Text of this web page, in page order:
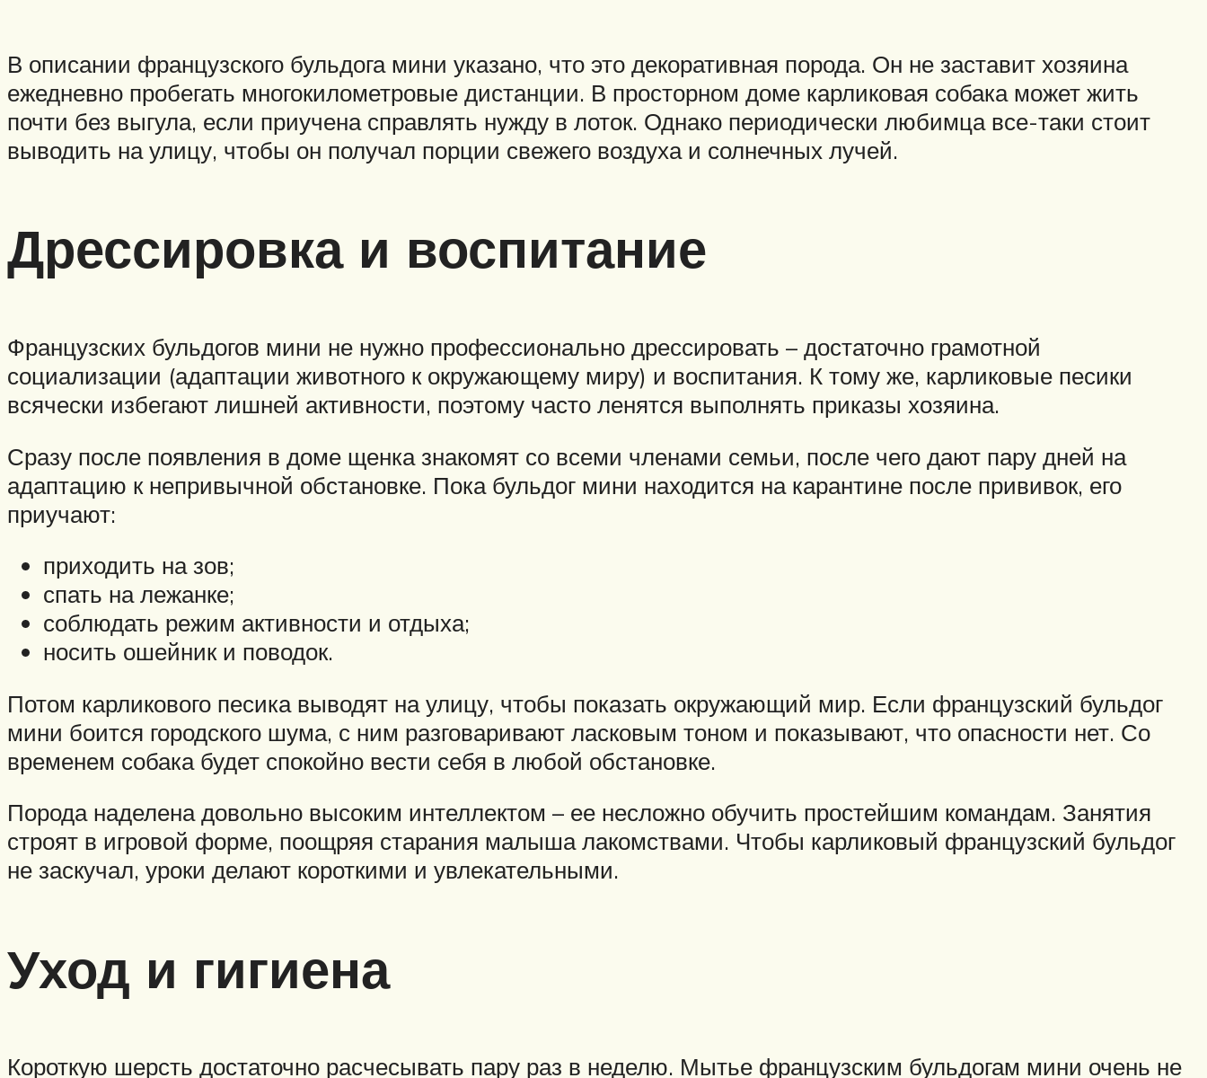
В описании французского бульдога мини указано, что это декоративная порода. Он не заставит хозяина
ежедневно пробегать многокилометровые дистанции. В просторном доме карликовая собака может жить
почти без выгула, если приучена справлять нужду в лоток. Однако периодически любимца все-таки стоит
выводить на улицу, чтобы он получал порции свежего воздуха и солнечных лучей.
Дрессировка и воспитание
Французских бульдогов мини не нужно профессионально дрессировать – достаточно грамотной
социализации (адаптации животного к окружающему миру) и воспитания. К тому же, карликовые песики
всячески избегают лишней активности, поэтому часто ленятся выполнять приказы хозяина.
Сразу после появления в доме щенка знакомят со всеми членами семьи, после чего дают пару дней на
адаптацию к непривычной обстановке. Пока бульдог мини находится на карантине после прививок, его
приучают:
приходить на зов;
спать на лежанке;
соблюдать режим активности и отдыха;
носить ошейник и поводок.
Потом карликового песика выводят на улицу, чтобы показать окружающий мир. Если французский бульдог
мини боится городского шума, с ним разговаривают ласковым тоном и показывают, что опасности нет. Со
временем собака будет спокойно вести себя в любой обстановке.
Порода наделена довольно высоким интеллектом – ее несложно обучить простейшим командам. Занятия
строят в игровой форме, поощряя старания малыша лакомствами. Чтобы карликовый французский бульдог
не заскучал, уроки делают короткими и увлекательными.
Уход и гигиена
Короткую шерсть достаточно расчесывать пару раз в неделю. Мытье французским бульдогам мини очень не